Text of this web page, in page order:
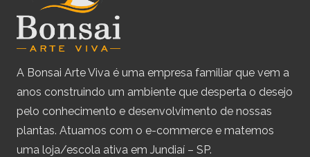
A Bonsai Arte Viva é uma empresa familiar que vem a
anos construindo um ambiente que desperta o desejo
pelo conhecimento e desenvolvimento de nossas
plantas. Atuamos com o e-commerce e matemos
uma loja/escola ativa em Jundiaí – SP.